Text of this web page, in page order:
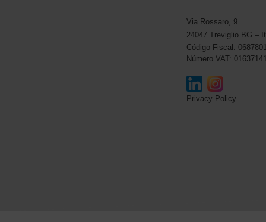
Via Rossaro, 9
24047 Treviglio BG –
Código Fiscal:
Número VAT:
Privacy Policy